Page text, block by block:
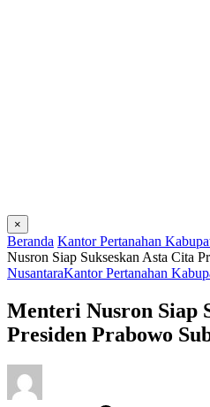
×
Beranda Kantor Pertanahan
Nusron Siap Sukseskan Asta Cita
NusantaraKantor Pertanahan
Menteri Nusron Siap
Presiden Prabowo